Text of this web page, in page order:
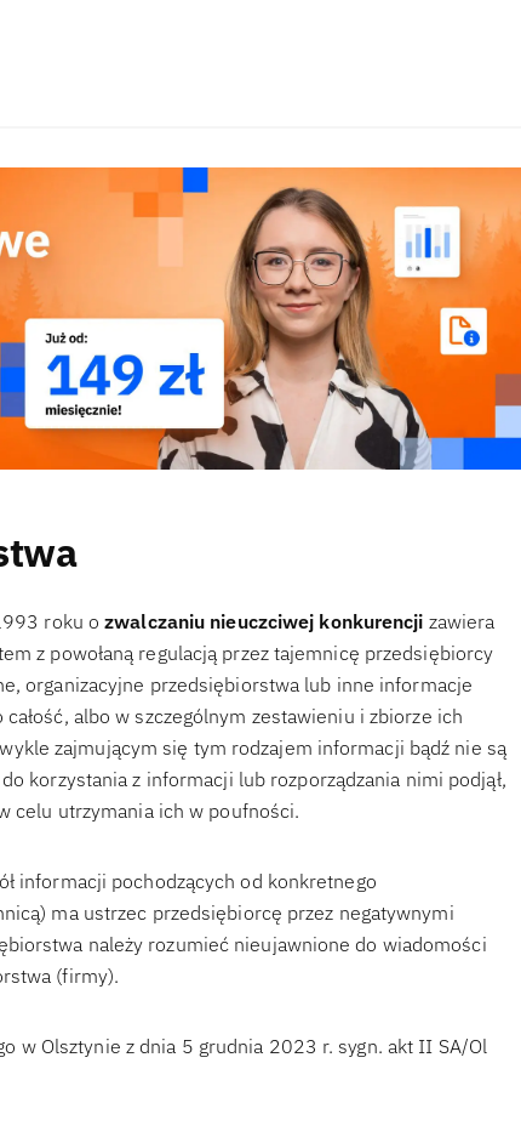
roku ozwalczaniu nieuczciwej konkurencji zawiera
z powołaną regulacją przez tajemnicę przedsiębiorcy
organizacyjne przedsiębiorstwa lub inne informacje
albo w szczególnym zestawieniu i zbiorze ich
zajmującym się tym rodzajem informacji bądź nie są
korzystania z informacji lub rozporządzania nimi podjął,
celu utrzymania ich w poufności.
informacji pochodzących od konkretnego
ma ustrzec przedsiębiorcę przez negatywnymi
należy rozumieć nieujawnione do wiadomości
(firmy).
w Olsztynie z dnia 5 grudnia 2023 r. sygn. akt II SA/Ol